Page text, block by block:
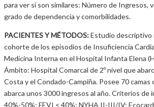
para ver si son similares: Número de Ingresos,
grado de dependencia y comorbilidades.
PACIENTES Y MÉTODOS:Estudio
cohorte de los episodios de Insuficiencia
Medicina Interna en el Hospital Infanta Elena
Ámbito: Hospital Comarcal de 2º nivel que
Costa y el Condado-Campiña. Posee 70
abarca unos 3000 ingresos al año. Criterios de
40%-50%; FEVI < 40%; NYHA II-III/IV;